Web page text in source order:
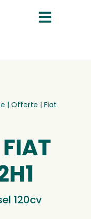
| Offerte | Fiat
120cv